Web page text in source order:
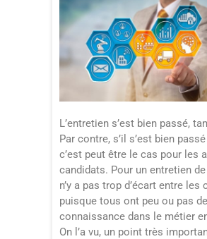
L’entretien s’est bien passé,
Par contre, s’il s’est bien
c’est peut être le cas pour les
candidats. Pour un entretien de
n’y a pas trop d’écart entre les
puisque tous ont peu ou pas de
connaissance dans le métier
On l’a vu, un point très